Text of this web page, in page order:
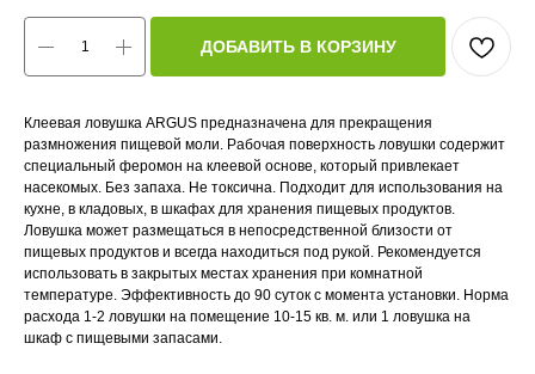
ДОБАВИТЬ В КОРЗИНУ
Клеевая ловушка ARGUS предназначена для прекращения
размножения пищевой моли. Рабочая поверхность ловушки содержит
специальный феромон на клеевой основе, который привлекает
насекомых. Без запаха. Не токсична. Подходит для использования на
кухне, в кладовых, в шкафах для хранения пищевых продуктов.
Ловушка может размещаться в непосредственной близости от
пищевых продуктов и всегда находиться под рукой. Рекомендуется
использовать в закрытых местах хранения при комнатной
температуре. Эффективность до 90 суток с момента установки. Норма
расхода 1-2 ловушки на помещение 10-15 кв. м. или 1 ловушка на
шкаф с пищевыми запасами.